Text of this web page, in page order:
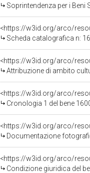
Soprintendenza per i
<https://w3id.org/arco/
Scheda catalografica n:
<https://w3id.org/arco/
Attribuzione di ambito
<https://w3id.org/arco/
Cronologia 1 del bene
<https://w3id.org/arco/
Documentazione
<https://w3id.org/arco/
Condizione giuridica del